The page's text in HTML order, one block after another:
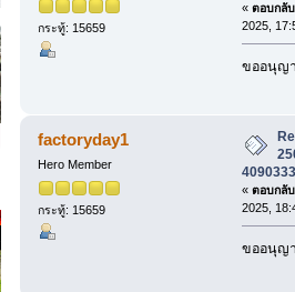
กระทู้: 15659
« ตอบกลั
2025,
ขออนุญ
factoryday1
Hero Member
กระทู้: 15659
« ตอบกลั
2025,
ขออนุญ